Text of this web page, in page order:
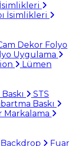
İsimlikleri
Dekor Folyo
Uygulama
Lümen
STS
Baskı
Markalama
Backdrop
Fuar